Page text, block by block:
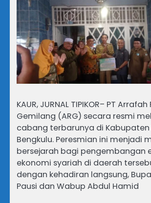
KAUR, JURNAL TIPIKOR– PT
Gemilang (ARG) secara resmi
cabang terbarunya di Kabupaten
Bengkulu. Peresmian ini menjadi
bersejarah bagi pengembangan
ekonomi syariah di daerah
dengan kehadiran langsung,
Pausi dan Wabup Abdul Hamid